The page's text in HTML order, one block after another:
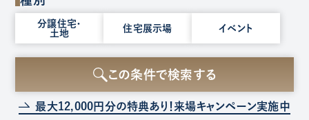
を
択
分譲住宅・
土地
住宅展示場 イベント
この条件で検索する
最大12,000円分の特典あり！来場キャンペーン実施中